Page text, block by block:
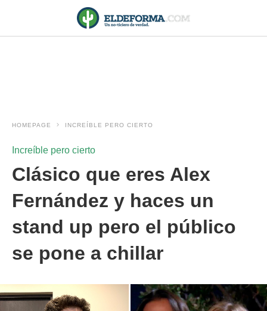
HOMEPAGE INCREÍBLE PERO CIERTO
Increíble pero cierto
Clásico que eres Alex
Fernández y haces un
stand up pero el público
se pone a chillar